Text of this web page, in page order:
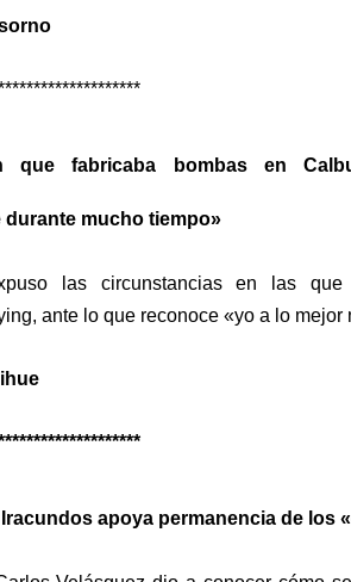
que fabricaba bombas en
mucho tiempo»
las circunstancias en las
ante lo que reconoce «yo a lo mejor
apoya permanencia de los